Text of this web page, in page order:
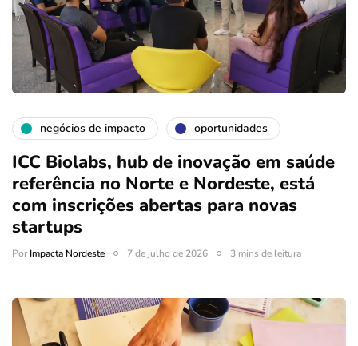
negócios de impacto oportunidades
ICC Biolabs, hub de inovação em saúde
referência no Norte e Nordeste, está
com inscrições abertas para novas
startups
PorImpacta Nordeste 7 de julho de 2026 3 mins de leitura